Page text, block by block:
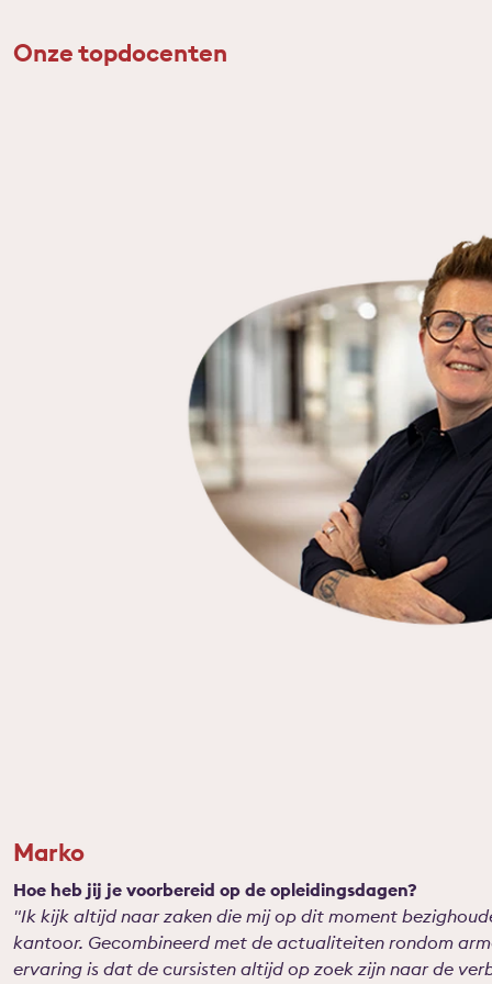
Onze topdocenten
Marko
Hoe heb jij je voorbereid op de opleidingsdagen?
"Ik kijk altijd naar zaken die mij op dit moment
kantoor. Gecombineerd met de actualiteiten rondom
ervaring is dat de cursisten altijd op zoek zijn naar de